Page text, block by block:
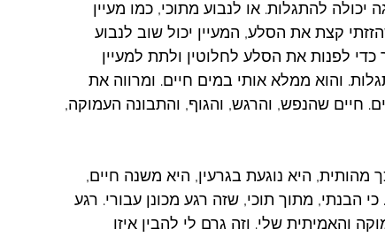
יכולה להתגלות. או לנבוע מתוכי, כמו מעיין
קצת את הסלע, המעיין יכול שוב לנבוע
כדי לפנות את הסלע לחלוטין ולתת למעיין
והוא ממלא אותי במים חיים. ומרווה את
חיים שהנפש, והרגש, והגוף, והתבונה העמוקה,
היא נוגעת בגרעין, היא משנה חיים,
הבנתי, מתוך תוכי, שזה רגע מכונן עבורי. רגע
והאמיתית שלי. וזה גרם לי להבין איזו